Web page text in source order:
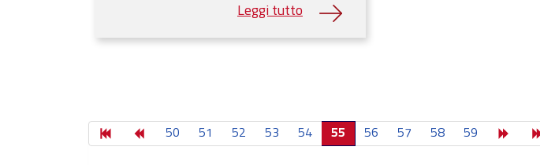
50 51 52 53 54 55 56 57 58 59